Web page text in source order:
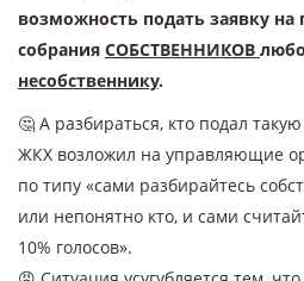
возможность подать заявку
собрания СОБСТВЕННИКОВ
несобственнику.
🤔 А разбираться, кто подал
ЖКХ возложил на управляющие
по типу «сами разбирайтесь
или непонятно кто, и сами
10% голосов».